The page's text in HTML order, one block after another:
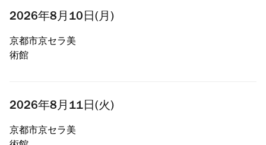
2026年8月10日(月)
京都市京セラ美
術館
2026年8月11日(火)
京都市京セラ美